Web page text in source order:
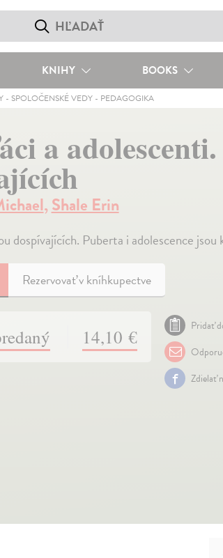
KNIHY BOOKS
- SPOLOČENSKÉ VEDY - PEDAGOGIKA
a
,Shale Erin
dospívajících. Puberta i adolescence
Rezervovať v kníhkupectve
14,10 €
Pridať
Zdielať